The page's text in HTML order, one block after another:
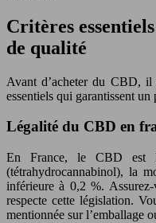
Critères
de qualité
Avant d’acheter du CBD, il
essentiels qui garantissent
Légalité du CBD en
En France, le CBD est
(tétrahydrocannabinol), la
inférieure à 0,2 %.
respecte cette législation.
mentionnée sur l’emballage